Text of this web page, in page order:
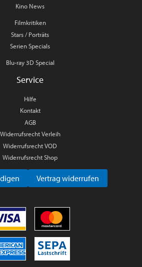
Kino News
Filmkritiken
Stars / Porträts
Serien Specials
Blu-ray 3D Special
Service
Hilfe
Kontakt
AGB
Widerrufsrecht Verleih
Widerrufsrecht VOD
Widerrufsrecht Shop
Vertrag widerrufen